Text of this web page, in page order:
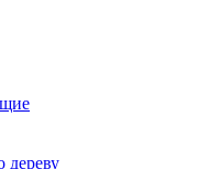
дереву